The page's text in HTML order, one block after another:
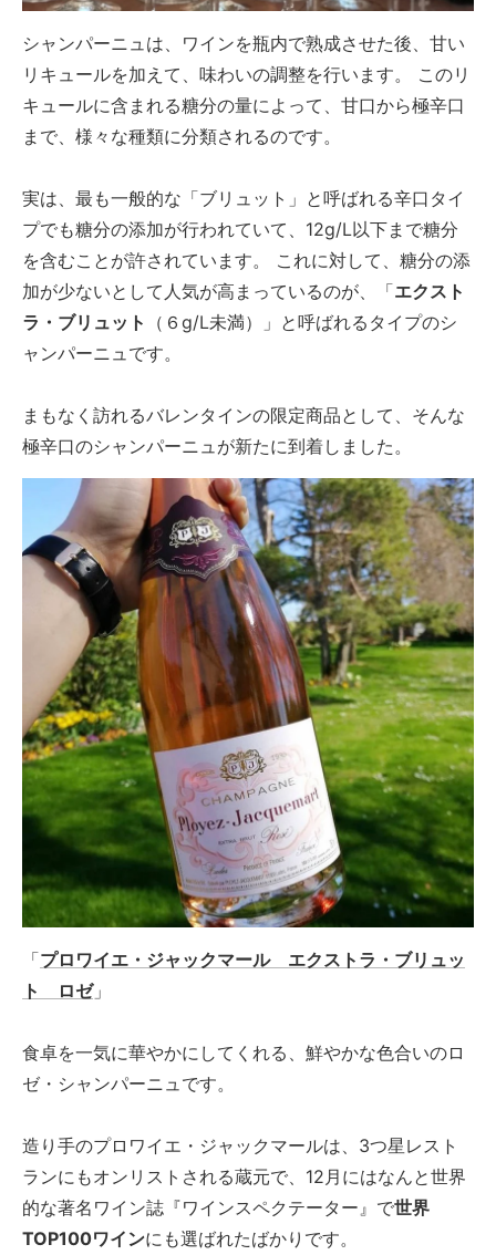
シャンパーニュは、ワインを瓶内で熟成させた後、甘い
リキュールを加えて、味わいの調整を行います。 このリ
キュールに含まれる糖分の量によって、甘口から極辛口
まで、様々な種類に分類されるのです。
実は、最も一般的な「ブリュット」と呼ばれる辛口タイ
プでも糖分の添加が行われていて、12g/L以下まで糖分
を含むことが許されています。 これに対して、糖分の添
加が少ないとして人気が高まっているのが、「エクスト
ラ・ブリュット
（６g/L未満）」と呼ばれるタイプのシ
ャンパーニュです。
まもなく訪れるバレンタインの限定商品として、そんな
極辛口のシャンパーニュが新たに到着しました。
「プロワイエ・ジャックマール エクストラ・ブリュッ
ト ロゼ」
食卓を一気に華やかにしてくれる、鮮やかな色合いのロ
ゼ・シャンパーニュです。
造り手のプロワイエ・ジャックマールは、3つ星レスト
ランにもオンリストされる蔵元で、12月にはなんと世界
的な著名ワイン誌『ワインスペクテーター』で世界
TOP100ワインにも選ばれたばかりです。